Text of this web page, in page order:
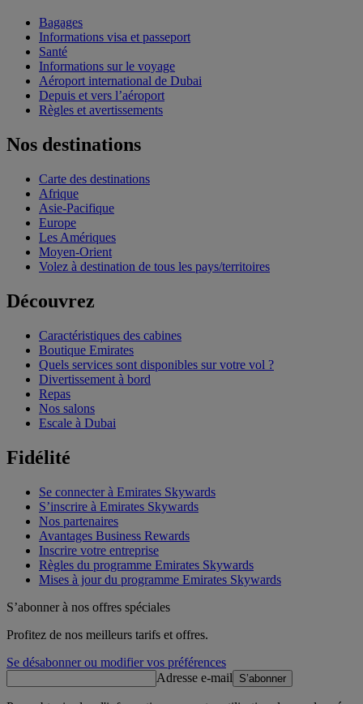
Bagages
Informations visa et passeport
Santé
Informations sur le voyage
Aéroport international de Dubai
Depuis et vers l’aéroport
Règles et avertissements
Nos destinations
Carte des destinations
Afrique
Asie-Pacifique
Europe
Les Amériques
Moyen-Orient
Volez à destination de tous les pays/territoires
Découvrez
Caractéristiques des cabines
Boutique Emirates
Quels services sont disponibles sur votre vol ?
Divertissement à bord
Repas
Nos salons
Escale à Dubai
Fidélité
Se connecter à Emirates Skywards
S’inscrire à Emirates Skywards
Nos partenaires
Avantages Business Rewards
Inscrire votre entreprise
Règles du programme Emirates Skywards
Mises à jour du programme Emirates Skywards
S’abonner à nos offres spéciales
Profitez de nos meilleurs tarifs et offres.
Se désabonner ou modifier vos préférences
Adresse e-mail
S’abonner